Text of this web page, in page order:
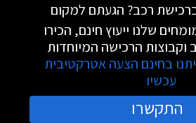
ברכישת רכב? הגעתם למקום
שלנו ייעוץ חינם, הכירו
הרכישה המיוחדות
בחינם הצעה אטרקטיבית
עכשיו
התקשרו